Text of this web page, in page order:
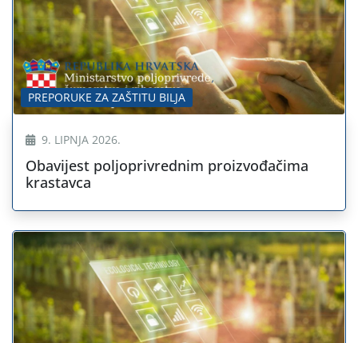
PREPORUKE ZA ZAŠTITU BILJA
9. LIPNJA 2026.
Obavijest poljoprivrednim proizvođačima
krastavca